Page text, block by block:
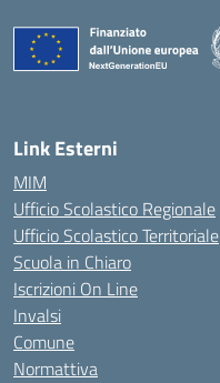
Link Esterni
MIM
Ufficio Scolastico Regionale
Ufficio Scolastico Territoriale
Scuola in Chiaro
Iscrizioni On Line
Invalsi
Comune
Normattiva